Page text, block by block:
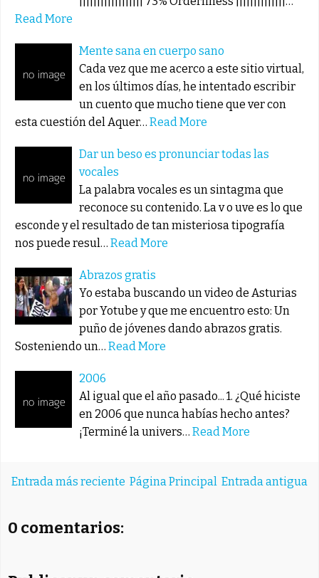
Read More
Mente sana en cuerpo sano
Cada vez que me acerco a este sitio virtual,
en los últimos días, he intentado escribir
un cuento que mucho tiene que ver con
esta cuestión del Aquer… Read More
Dar un beso es pronunciar todas las
vocales
La palabra vocales es un sintagma que
reconoce su contenido. La v o uve es lo que
esconde y el resultado de tan misteriosa tipografía
nos puede resul… Read More
Abrazos gratis
Yo estaba buscando un video de Asturias
por Yotube y que me encuentro esto: Un
puño de jóvenes dando abrazos gratis.
Sosteniendo un… Read More
2006
Al igual que el año pasado... 1. ¿Qué hiciste
en 2006 que nunca habías hecho antes?
¡Terminé la univers… Read More
Entrada más reciente Entrada antigua
Página Principal
0 comentarios: